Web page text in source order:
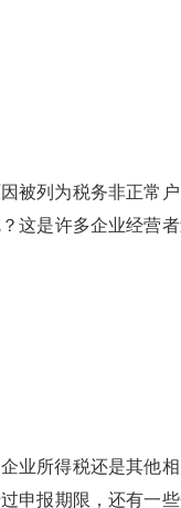
被列为税务非正常户
这是许多企业经营者
业所得税还是其他
申报期限，还有一